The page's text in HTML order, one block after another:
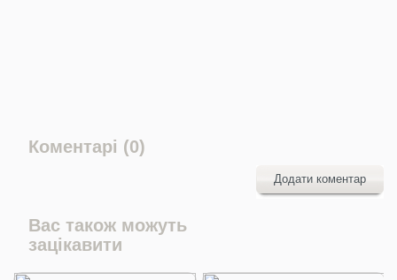
Коментарі (0)
Додати коментар
Вас також можуть
зацікавити